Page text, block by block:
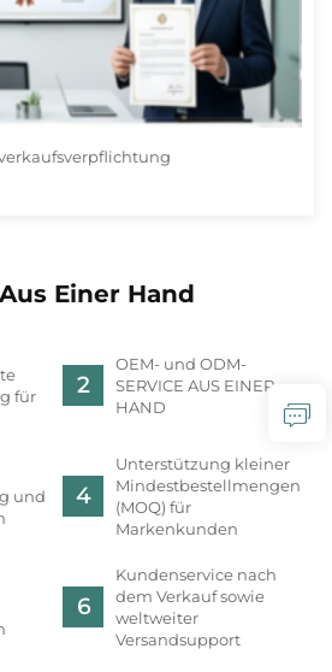
Einer Hand
für
OEM- und ODM-
SERVICE AUS EINER
HAND
und
Unterstützung kleiner
Mindestbestellmengen
(MOQ) für
Markenkunden
Kundenservice nach
dem Verkauf sowie
weltweiter
Versandsupport